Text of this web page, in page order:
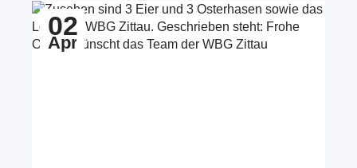
02
Apr
Zum Beitrag Schöne Ostern